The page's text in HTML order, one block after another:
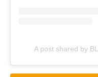
A post shared by